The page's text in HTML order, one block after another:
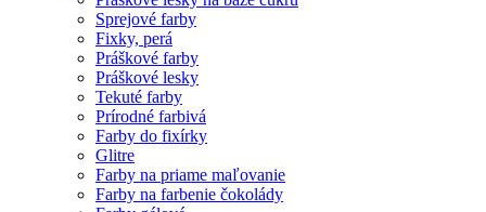
Sprejové farby
Fixky, perá
Práškové farby
Práškové lesky
Tekuté farby
Prírodné farbivá
Farby do fixírky
Glitre
Farby na priame maľovanie
Farby na farbenie čokolády